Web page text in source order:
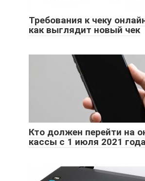
Требования к чеку
как выглядит новый чек
Кто должен перейти на
кассы с 1 июля 2021